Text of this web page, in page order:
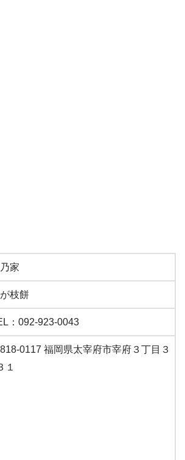
家
枝餅
：092-923-0043
0117 福岡県太宰府市宰府３丁目３
１